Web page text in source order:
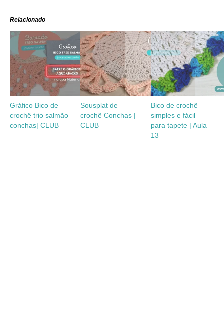
Relacionado
Gráfico Bico de
crochê trio salmão
conchas| CLUB
Sousplat de
crochê Conchas |
CLUB
Bico de crochê
simples e fácil
para tapete | Aula
13